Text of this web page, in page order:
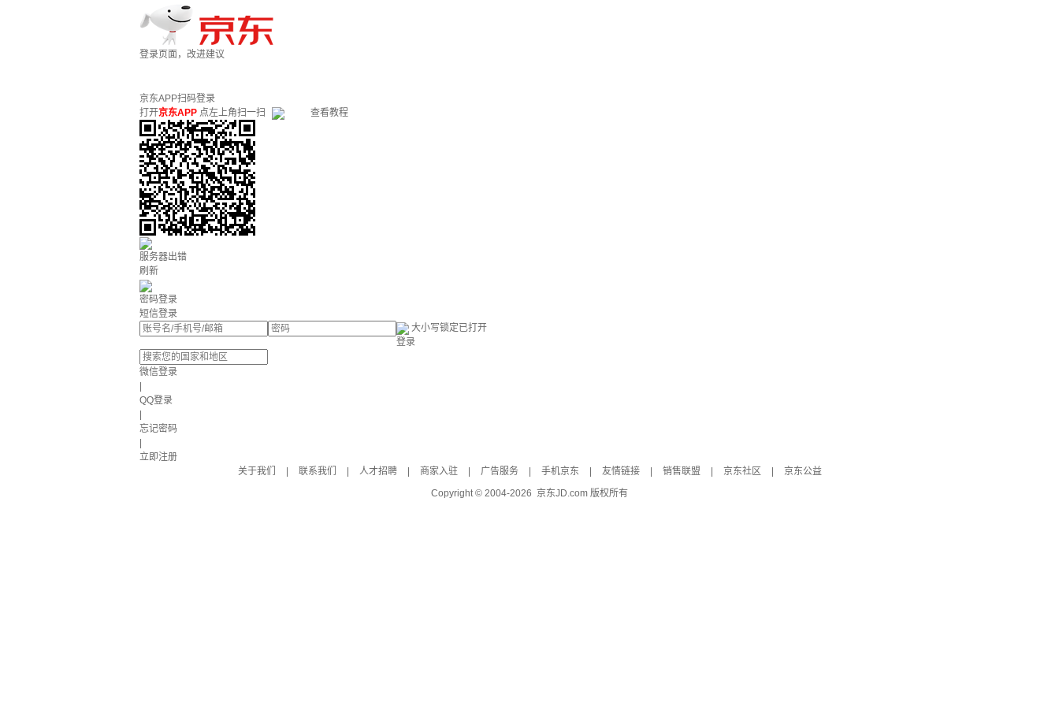
登录页面，改进建议
京东APP扫码登录
打开京东APP 点左上角扫一扫 查看教程
服务器出错
刷新
密码登录
短信登录
大小写锁定已打开
登录
微信登录
QQ登录
忘记密码
立即注册
关于我们
联系我们 人才招聘 商家入驻 广告服务 手机京东 友情链接 销售联盟 京东社区
京东公益
Copyright © 2004-2026 京东JD.com 版权所有